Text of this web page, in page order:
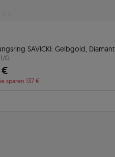
SAVICKI: Gelbgold, Diamant
G
€
sparen 137 €